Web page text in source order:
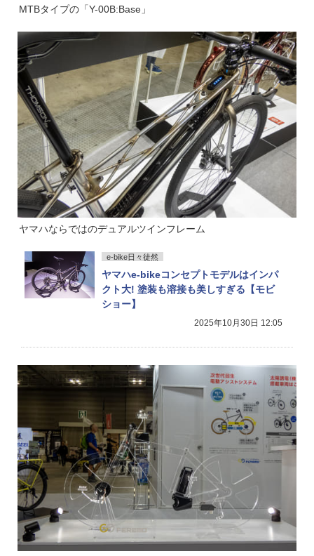
MTBタイプの「Y-00B:Base」
ヤマハならではのデュアルツインフレーム
e-bike日々徒然
ヤマハe-bikeコンセプトモデルはインパ
クト大! 塗装も溶接も美しすぎる【モビ
ショー】
2025年10月30日 12:05